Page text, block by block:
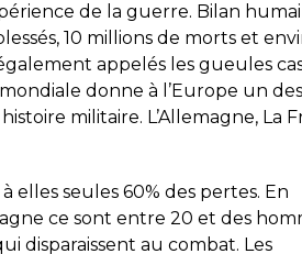
de la guerre. Bilan
10 millions de morts et
appelés les gueules
donne à l’Europe un
militaire. L’Allemagne, La
elles seules 60% des pertes. En
ce sont entre 20 et des
disparaissent au combat. Les